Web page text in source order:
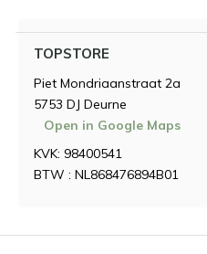
TOPSTORE
Piet Mondriaanstraat 2a
5753 DJ Deurne
Open in Google Maps
KVK: 98400541
BTW : NL868476894B01